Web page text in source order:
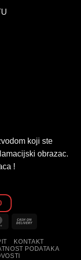
koji ste
obrazac.
!
MasterCard
Delivery
KONTAKT
PODATAKA